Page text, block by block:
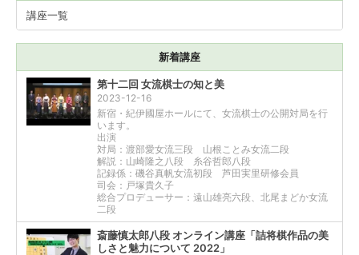
講座一覧
新着講座
第十二回 女流棋士の知と美
2023-12-16
新宿・紀伊國屋ホールにて、女流棋士の公開対局を行
います。
出演
対局：渡部愛女流三段 山根ことみ女流二段
解説：山崎隆之八段 糸谷哲郎八段
記録係：磯谷真帆女流初段 芦田実里研修会員
司会：戸塚貴久子
総合プロデューサー：遠山雄亮六段、北尾まどか女流
二段
斎藤慎太郎八段 オンライン講座「詰将棋作品の美
しさと魅力について 2022」